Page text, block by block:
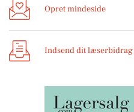
Opret mindeside
Indsend dit læserbidrag